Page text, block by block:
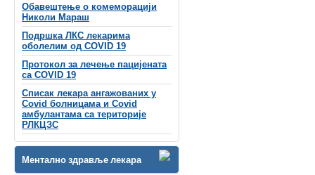
Обавештење о комеморацији
Николи Мараш
Подршка ЛКС лекарима
оболелим од COVID 19
Протокол за лечење пацијената
са COVID 19
Списак лекара ангажованих у
Covid болницама и Covid
амбулантама са територије
РЛКЦЗС
Ментално здравље лекара